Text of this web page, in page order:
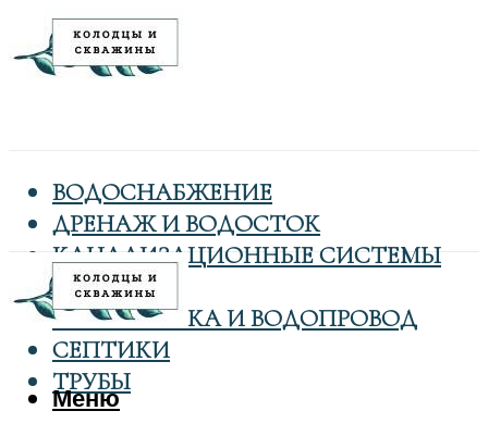
ВОДОСНАБЖЕНИЕ
ДРЕНАЖ И ВОДОСТОК
КАНАЛИЗАЦИОННЫЕ СИСТЕМЫ
КОЛОДЦЫ
САНТЕХНИКА И ВОДОПРОВОД
СЕПТИКИ
ТРУБЫ
Меню